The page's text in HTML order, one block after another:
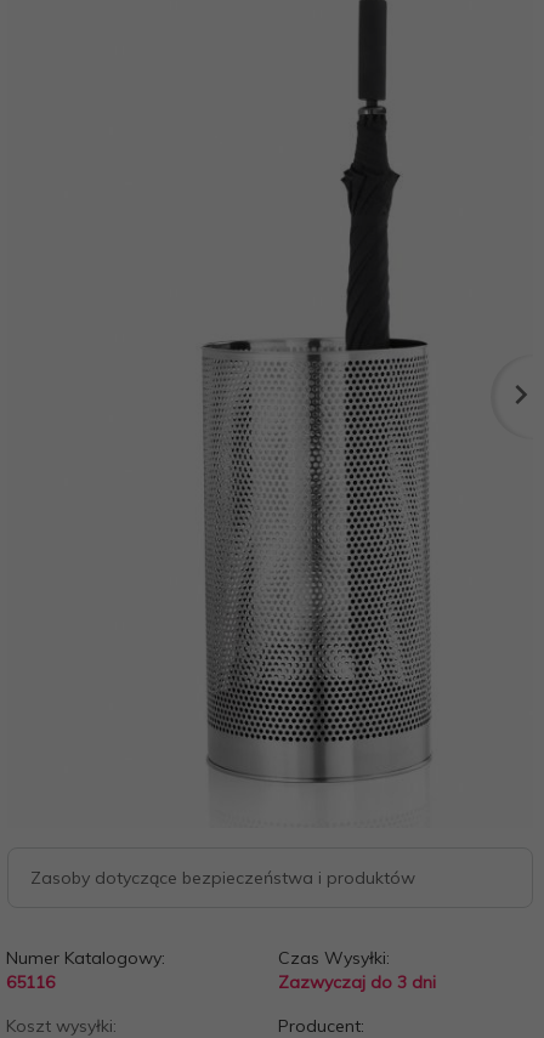
Zasoby dotyczące bezpieczeństwa i produktów
Numer Katalogowy:
65116
Czas Wysyłki:
Zazwyczaj do 3 dni
Koszt wysyłki:
Producent: